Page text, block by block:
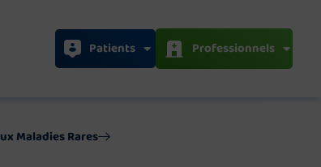
Patients Professionnels
Maladies Rares